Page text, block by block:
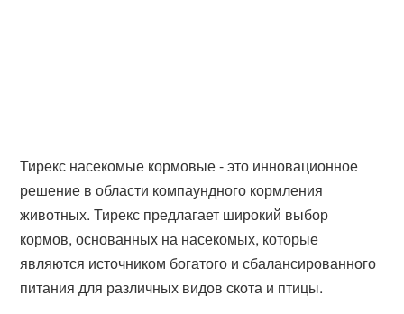
Тирекс насекомые кормовые - это инновационное
решение в области компаундного кормления
животных. Тирекс предлагает широкий выбор
кормов, основанных на насекомых, которые
являются источником богатого и сбалансированного
питания для различных видов скота и птицы.